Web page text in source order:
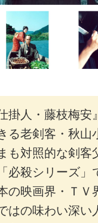
掛人・藤枝梅
る老剣客・秋
も対照的な剣
必殺シリーズ
の映画界・Ｔ
はの味わい深